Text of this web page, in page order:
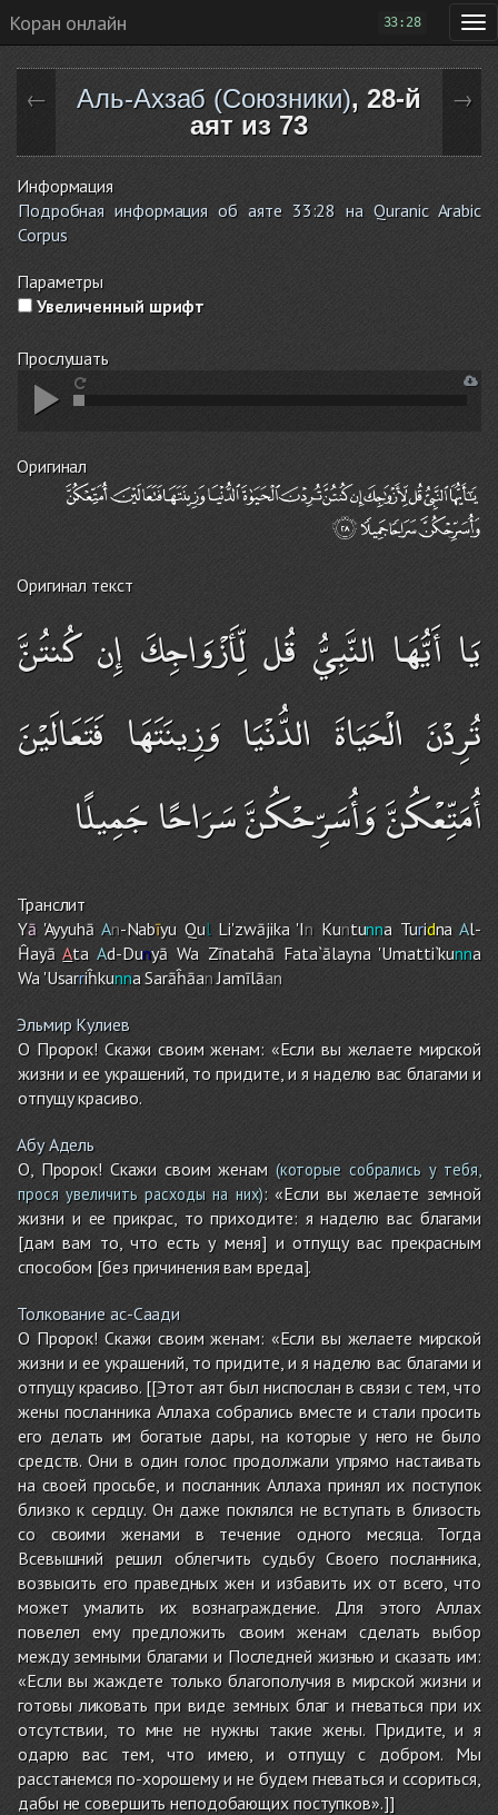
Коран онлайн 33:28
← Аль-Ахзаб (Союзники), 28-й
аят из 73
→
Информация
Подробная информация об аяте 33:28 на Quranic Arabic
Corpus
Параметры
Увеличенный шрифт
Прослушать
Оригинал
Оригинал текст
يَا أَيُّهَا النَّبِيُّ قُل لِّأَزْوَاجِكَ إِن كُنتُنَّ
تُرِدْنَ الْحَيَاةَ الدُّنْيَا وَزِينَتَهَا فَتَعَالَيْنَ
أُمَتِّعْكُنَّ وَأُسَرِّحْكُنَّ سَرَاحًا جَمِيلًا
Транслит
Yā'Ayyuhā An-Nabīyu QulLi'zwājika 'In Kuntunna Turidna Al-
ĤayāAta Ad-Dunyā Wa Zīnatahā Fata`ālayna 'Umatti`kunna
Wa 'Usarriĥkunna SarāĥāanJamīlāan
Эльмир Кулиев
О Пророк! Скажи своим женам: «Если вы желаете мирской
жизни и ее украшений, то придите, и я наделю вас благами и
отпущу красиво.
Абу Адель
О, Пророк! Скажи своим женам(которые собрались у тебя,
прося увеличить расходы на них): «Если вы желаете земной
жизни и ее прикрас, то приходите: я наделю вас благами
[дам вам то, что есть у меня] и отпущу вас прекрасным
способом [без причинения вам вреда].
Толкование ас-Саади
О Пророк! Скажи своим женам: «Если вы желаете мирской
жизни и ее украшений, то придите, и я наделю вас благами и
отпущу красиво. [[Этот аят был ниспослан в связи с тем, что
жены посланника Аллаха собрались вместе и стали просить
его делать им богатые дары, на которые у него не было
средств. Они в один голос продолжали упрямо настаивать
на своей просьбе, и посланник Аллаха принял их поступок
близко к сердцу. Он даже поклялся не вступать в близость
со своими женами в течение одного месяца. Тогда
Всевышний решил облегчить судьбу Своего посланника,
возвысить его праведных жен и избавить их от всего, что
может умалить их вознаграждение. Для этого Аллах
повелел ему предложить своим женам сделать выбор
между земными благами и Последней жизнью и сказать им:
«Если вы жаждете только благополучия в мирской жизни и
готовы ликовать при виде земных благ и гневаться при их
отсутствии, то мне не нужны такие жены. Придите, и я
одарю вас тем, что имею, и отпущу с добром. Мы
расстанемся по-хорошему и не будем гневаться и ссориться,
дабы не совершить неподобающих поступков».]]